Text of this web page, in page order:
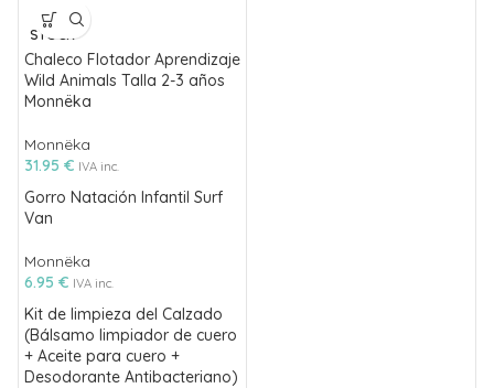
SIN
STOCK
Chaleco Flotador Aprendizaje
Wild Animals Talla 2-3 años
Monnëka
Monnëka
31.95 € IVA inc.
Gorro Natación Infantil Surf
Van
Monnëka
6.95 € IVA inc.
Kit de limpieza del Calzado
(Bálsamo limpiador de cuero
+ Aceite para cuero +
Desodorante Antibacteriano)